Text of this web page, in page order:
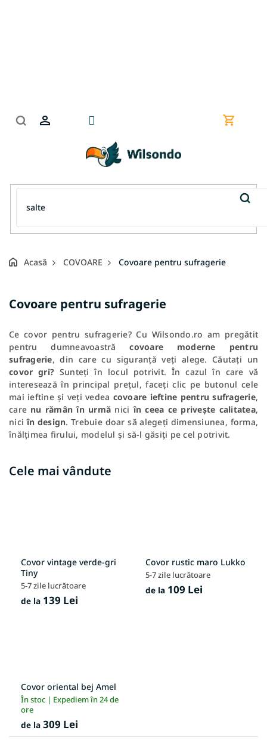
Coş
Acasă COVOARE Covoare pentru sufragerie
Covoare pentru sufragerie
Ce covor pentru sufragerie? Cu Wilsondo.ro am pregătit
pentru dumneavoastrăcovoare moderne pentru
sufragerie, din care cu siguranță veți alege. Căutați un
covor gri? Sunteți în locul potrivit. În cazul în care vă
interesează în principal prețul, faceți clic pe butonul cele
mai ieftine și veți vedea covoare ieftine pentru sufragerie,
care nu rămân în urmă niciîn ceea ce privește calitatea,
niciîn design. Trebuie doar să alegeți dimensiunea, forma,
înălțimea firului, modelul și să-l găsiți pe cel potrivit.
Cele mai vândute
Covor vintage verde-gri
Tiny
5-7 zile lucrătoare
de la 139 Lei
Covor rustic maro Lukko
5-7 zile lucrătoare
de la 109 Lei
Covor oriental bej Amel
În stoc | Expediem în 24 de
ore
de la 309 Lei